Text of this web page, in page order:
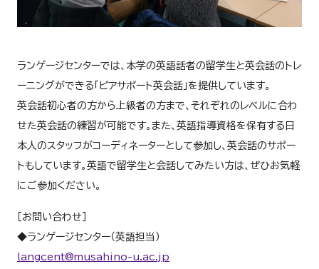
ランゲージセンターでは、本学の英語話者の留学生と英会話のトレ
ーニングができる「ピアサポート英会話」を提供しています。
英会話初心者の方から上級者の方まで、それぞれのレベルに合わ
せた英会話の練習が可能です。また、英語指導資格を保有する日
本人のスタッフがコーディネーターとして参加し、英会話のサポー
トもしています。英語で留学生と会話してみたい方は、ぜひお気軽
にご参加ください。
［お問い合わせ］
◆ランゲージセンター（英語担当）
langcent@musahino-u.ac.jp